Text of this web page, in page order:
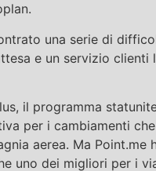
una serie di
e un servizio
il programma
per i cambiamenti
aerea. Ma
uno dei migliori per i